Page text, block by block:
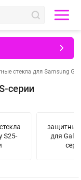
стекла для Samsung
серии
S25-
защитные
для